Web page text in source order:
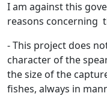
I am against this
reasons concerning
- This project does
character of the
the size of the
fishes, always in